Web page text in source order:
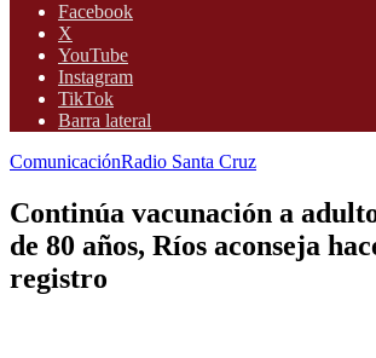
Facebook
X
YouTube
Instagram
TikTok
Barra lateral
ComunicaciónRadio Santa Cruz
Continúa vacunación a
de 80 años, Ríos aconseja
registro